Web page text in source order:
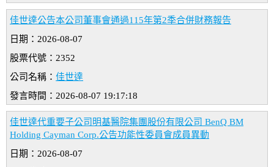
佳世達公告本公司董事會通過115年第2季合併財務報告
日期：2026-08-07
股票代號：2352
公司名稱： 佳世達
發言時間：2026-08-07 19:17:18
佳世達代重要子公司明基醫院集團股份有限公司 BenQ BM
Holding Cayman Corp.公告功能性委員會成員異動
日期：2026-08-07